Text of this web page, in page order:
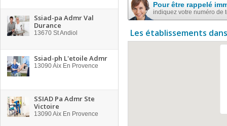
Ssiad-pa Admr Val
Durance
13670 St Andiol
Ssiad-ph L'etoile Admr
13090Aix En Provence
SSIAD Pa Admr Ste
Victoire
13090Aix En Provence
Pour être rappelé
indiquez votre numéro de
Les établissements